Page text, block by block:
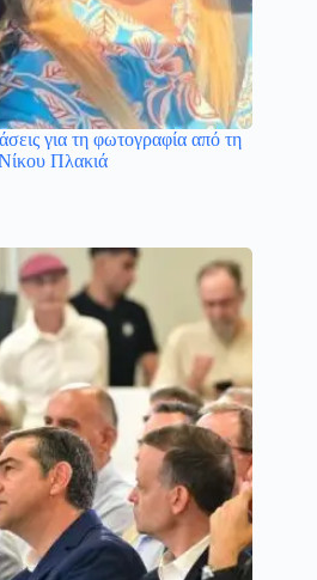
για τη φωτογραφία από τη
Πλακιά